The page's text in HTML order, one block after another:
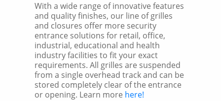
With a wide range of innovative features
and quality finishes, our line of grilles
and closures offer more security
entrance solutions for retail, office,
industrial, educational and health
industry facilities to fit your exact
requirements. All grilles are suspended
from a single overhead track and can be
stored completely clear of the entrance
or opening. Learn more here!